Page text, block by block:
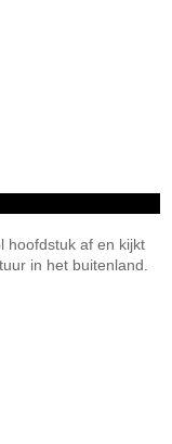
hoofdstuk af en kijkt
in het buitenland.